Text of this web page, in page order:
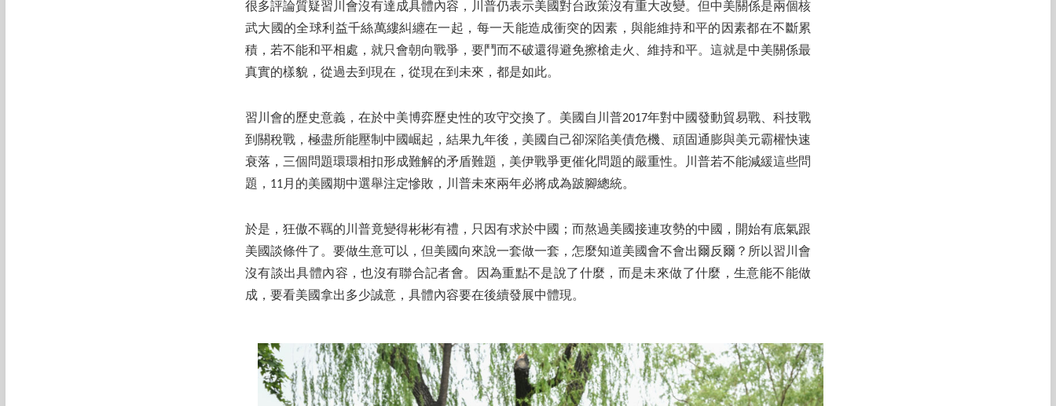
很多評論質疑習川會沒有達成具體內容，川普仍表示美國對台政策沒有重大改變。但中美關係是兩個核
武大國的全球利益千絲萬縷糾纏在一起，每一天能造成衝突的因素，與能維持和平的因素都在不斷累
積，若不能和平相處，就只會朝向戰爭，要鬥而不破還得避免擦槍走火、維持和平。這就是中美關係最
真實的樣貌，從過去到現在，從現在到未來，都是如此。
習川會的歷史意義，在於中美博弈歷史性的攻守交換了。美國自川普2017年對中國發動貿易戰、科技戰
到關稅戰，極盡所能壓制中國崛起，結果九年後，美國自己卻深陷美債危機、頑固通膨與美元霸權快速
衰落，三個問題環環相扣形成難解的矛盾難題，美伊戰爭更催化問題的嚴重性。川普若不能減緩這些問
題，11月的美國期中選舉注定慘敗，川普未來兩年必將成為跛腳總統。
於是，狂傲不羈的川普竟變得彬彬有禮，只因有求於中國；而熬過美國接連攻勢的中國，開始有底氣跟
美國談條件了。要做生意可以，但美國向來說一套做一套，怎麼知道美國會不會出爾反爾？所以習川會
沒有談出具體內容，也沒有聯合記者會。因為重點不是說了什麼，而是未來做了什麼，生意能不能做
成，要看美國拿出多少誠意，具體內容要在後續發展中體現。